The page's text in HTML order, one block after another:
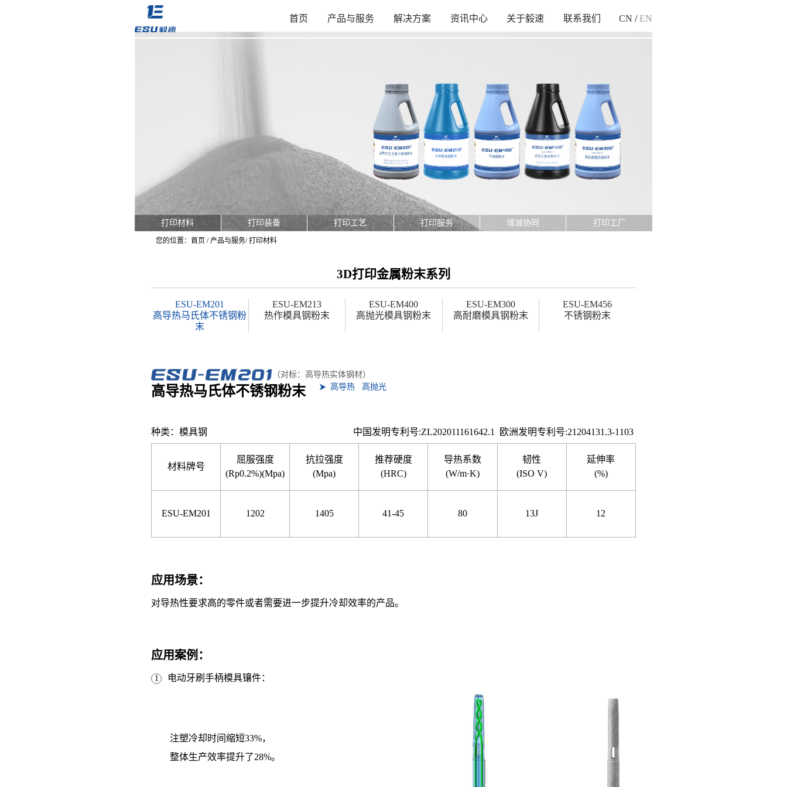
首页 产品与服务 解决方案 资讯中心 关于毅速 联系我们 CN / EN
打印材料 打印装备 打印工艺 打印服务 增减协同 打印工厂
您的位置：首页 / 产品与服务/打印材料
3D打印金属粉末系列
ESU-EM201
高导热马氏体不锈钢粉
末
ESU-EM213
热作模具钢粉末
ESU-EM400
高抛光模具钢粉末
ESU-EM300
高耐磨模具钢粉末
ESU-EM456
不锈钢粉末
（对标：高导热实体钢材）
高导热马氏体不锈钢粉末 高导热 高抛光
种类：模具钢 中国发明专利号:ZL202011161642.1 欧洲发明专利号:21204131.3-1103
材料牌号
ESU-EM201
屈服强度
(Rp0.2%)(Mpa)
1202
抗拉强度
(Mpa)
1405
推荐硬度
(HRC)
41-45
导热系数
(W/m·K)
80
韧性
(ISO V)
13J
延伸率
(%)
12
应用场景：
对导热性要求高的零件或者需要进一步提升冷却效率的产品。
应用案例：
1 电动牙刷手柄模具镶件：
注塑冷却时间缩短33%，
整体生产效率提升了28%。